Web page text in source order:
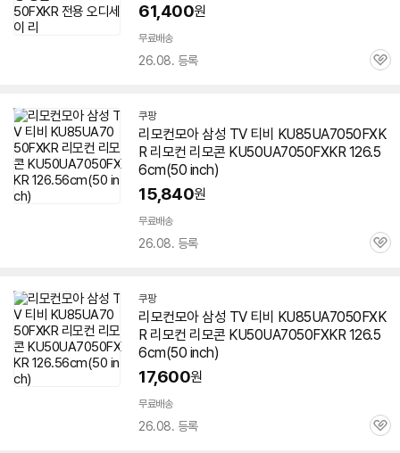
61,400원
무료배송
26.08. 등록
관
쿠팡
리모컨모아 삼성 TV 티비 KU85UA7050FXK
R 리모컨 리모콘 KU50UA7050FXKR 126.5
6cm(50 inch)
15,840원
무료배송
26.08. 등록
관
쿠팡
리모컨모아 삼성 TV 티비 KU85UA7050FXK
R 리모컨 리모콘 KU50UA7050FXKR 126.5
6cm(50 inch)
17,600원
무료배송
26.08. 등록
관